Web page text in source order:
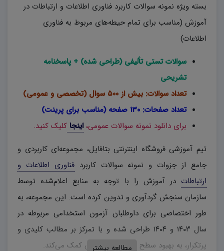
بسته ویژه نمونه سوالات کاربرد فناوری اطلاعات و ارتباطات در
آموزش (مناسب برای تمام حیطه‌های مربوط به فناوری
اطلاعات)
سوالات تستی تألیفی (طراحی شده) + پاسخنامه
تشریحی
تعداد سوالات: بیش از ۵۰۰ سوال (تخصصی و عمومی)
تعداد صفحات: ۱۳۰ صفحه (مناسب برای پرینت)
برای دانلود نمونه سوالات عمومی،اینجا کلیک کنید.
تیم آموزشی فروشگاه اینترنتی بتافایل، مجموعه‌ای کاربردی و
جامع از جزوات و نمونه سوالات کاربردفناوری اطلاعات و
ارتباطات در آموزش را با توجه به منابع اعلام‌شده توسط
سازمان سنجش گردآوری و تدوین کرده است. این مجموعه، به
طور اختصاصی برای داوطلبان آزمون استخدامی مربوطه در
سال ۱۴۰۳ و ۱۴۰۴ طراحی شده و با تمرکز بر مطالب کلیدی و
پرتکرار، به بهبود سطح آمادگی متقاضیان کمک می‌کند.
مطالعه بیشتر